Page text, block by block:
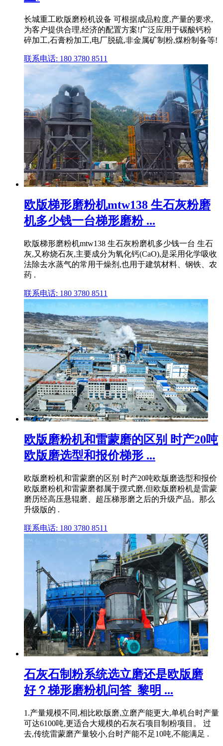
长城重工欧版磨粉机设备 可根据成品粒度,产量的要求,
为客户提供合理,经济的配置方案!广泛应用于碳酸钙粉
碎加工,石膏粉加工,电厂脱硫,非金属矿制粉,煤粉制备等!
联系电话: 180 3780 8511
欧版梯形磨粉机mtw138 生石灰粉磨
机多少钱一台梯形磨粉 ...
欧版梯形磨粉机mtw138 生石灰粉磨机多少钱一台 生石
灰,又称烧石灰,主要成分为氧化钙(CaO),是采用化学吸收
法除去水蒸气的常用干燥剂,也用于建筑材料、钢铁、农
药 .
联系电话: 180 3780 8511
欧版磨粉机和雷蒙磨的区别 时产20吨
欧版磨选型和报价梯形 ...
欧版磨粉机和雷蒙磨的区别 时产20吨欧版磨选型和报价
欧版磨粉机和雷蒙磨都属于摆式磨,但欧版磨粉机是雷蒙
磨历经高压悬辊磨、超压梯形磨之后的升级产品。那么
升级版的 .
联系电话: 180 3780 8511
石灰石制粉系统选立磨还是欧版磨
好？梯形磨粉机问答_黎明 ...
1.产量规模不同,相比欧版磨,立磨产能更大,单机台时产量
可达6100吨,更适合大规模的石灰石项目制粉项目。 过
去,传统雷蒙磨产量较小,台时产能不足10吨,不能满足 .